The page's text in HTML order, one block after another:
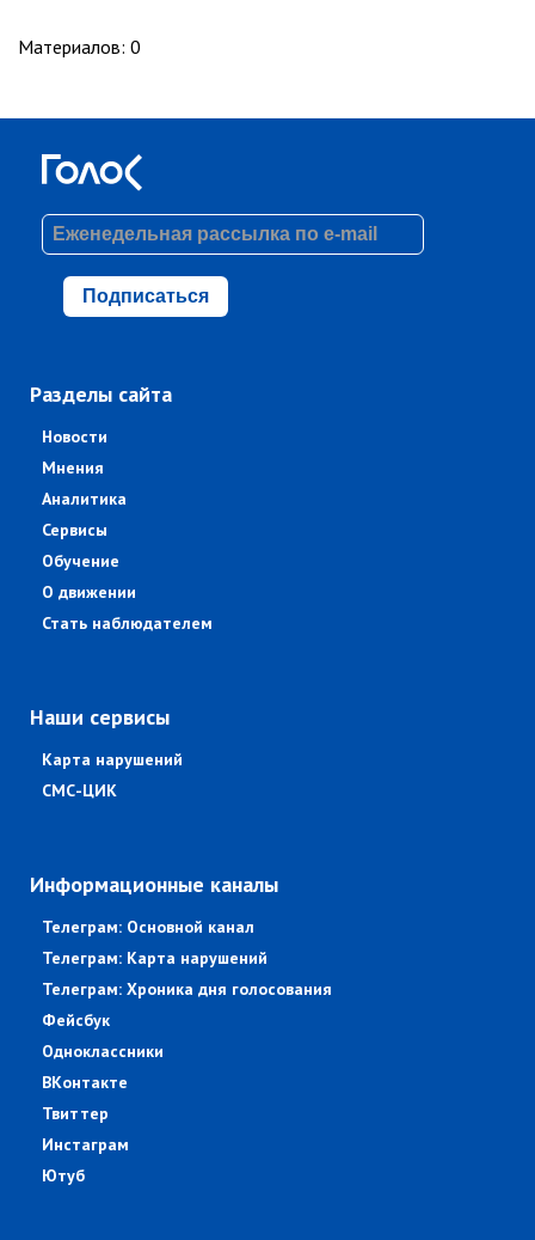
Материалов: 0
Подписаться
Разделы сайта
Новости
Мнения
Аналитика
Сервисы
Обучение
О движении
Стать наблюдателем
Наши сервисы
Карта нарушений
СМС-ЦИК
Информационные каналы
Телеграм: Основной канал
Телеграм: Карта нарушений
Телеграм: Хроника дня голосования
Фейсбук
Одноклассники
ВКонтакте
Твиттер
Инстаграм
Ютуб